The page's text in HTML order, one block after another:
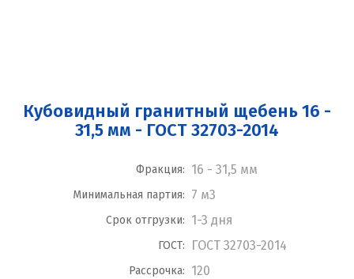
Кубовидный гранитный щебень 16 -
31,5 мм - ГОСТ 32703-2014
Фракция: 16 - 31,5 мм
Минимальная партия: 7 м3
Срок отгрузки: 1-3 дня
ГОСТ: ГОСТ 32703-2014
Рассрочка: 120